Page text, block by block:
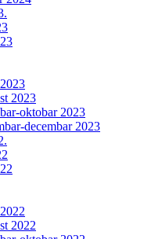
2023
oktobar 2023
decembar 2023
2022